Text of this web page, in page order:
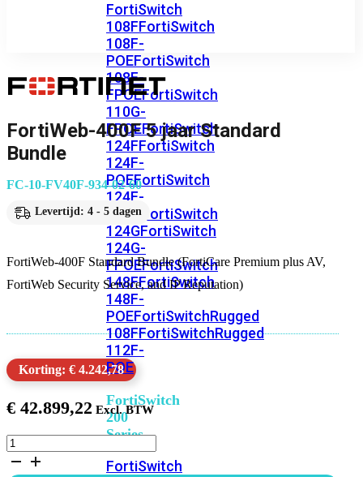
FortiSwitch
108FFortiSwitch
108F-
POEFortiSwitch
108F-
FPOEFortiSwitch
110G-
FPOEFortiSwitch
124FFortiSwitch
124F-
POEFortiSwitch
124F-
FPOE FortiSwitch
124GFortiSwitch
124G-
FPOEFortiSwitch
148FFortiSwitch
148F-
POEFortiSwitchRugged
108FFortiSwitchRugged
112F-
POE
FortiSwitch
200
Series
FortiSwitch
FortiWeb-400F 5 jaar Standard
Bundle
FC-10-FV40F-934-02-60
Levertijd: 4 - 5 dagen
FortiWeb-400F Standard Bundle (FortiCare Premium plus AV,
FortiWeb Security Service, and IP Reputation)
Korting: € 4.242,78
€ 42.899,22
FortiWeb-
400F